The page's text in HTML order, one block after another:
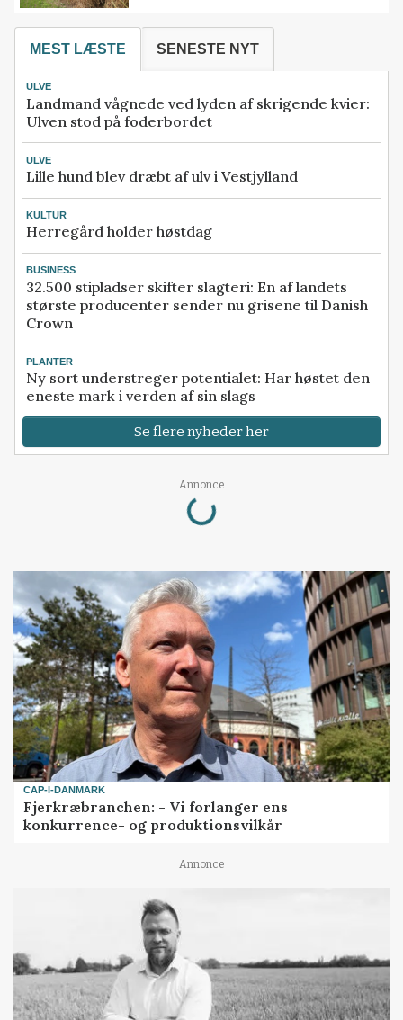
MEST LÆSTE SENESTE NYT
ULVE
Landmand vågnede ved lyden af skrigende kvier:
Ulven stod på foderbordet
ULVE
Lille hund blev dræbt af ulv i Vestjylland
KULTUR
Herregård holder høstdag
BUSINESS
32.500 stipladser skifter slagteri: En af landets
største producenter sender nu grisene til Danish
Crown
PLANTER
Ny sort understreger potentialet: Har høstet den
eneste mark i verden af sin slags
Se flere nyheder her
Annonce
Loading...
CAP-I-DANMARK
Fjerkræbranchen: - Vi forlanger ens
konkurrence- og produktionsvilkår
Annonce